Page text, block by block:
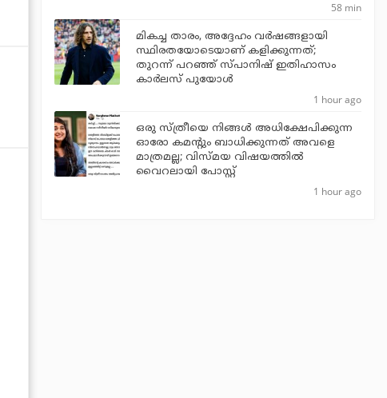
58 min
മികച്ച താരം, അദ്ദേഹം വര്‍ഷങ്ങളായി
സ്ഥിരതയോടെയാണ് കളിക്കുന്നത്;
തുറന്ന് പറഞ്ഞ് സ്പാനിഷ് ഇതിഹാസം
കാര്‍ലസ് പുയോള്‍
1 hour ago
ഒരു സ്ത്രീയെ നിങ്ങള്‍ അധിക്ഷേപിക്കുന്ന
ഓരോ കമന്റും ബാധിക്കുന്നത് അവളെ
മാത്രമല്ല; വിസ്മയ വിഷയത്തില്‍
വൈറലായി പോസ്റ്റ്
1 hour ago